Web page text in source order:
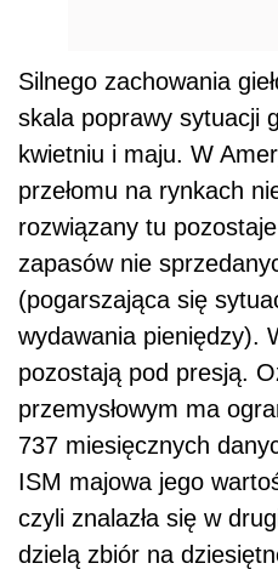
Silnego zachowania
skala poprawy sytuacji
kwietniu i maju. W
przełomu na rynkach
rozwiązany tu
zapasów nie
(pogarszająca się
wydawania pieniędzy).
pozostają pod presją.
przemysłowym ma
737 miesięcznych
ISM majowa jego
czyli znalazła się w
dzielą zbiór na